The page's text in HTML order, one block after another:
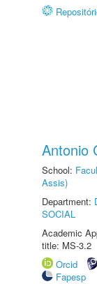
Antonio
School:
Assis)
Department:
SOCIAL
Academic
title: MS-3.2
Orcid
Fapesp